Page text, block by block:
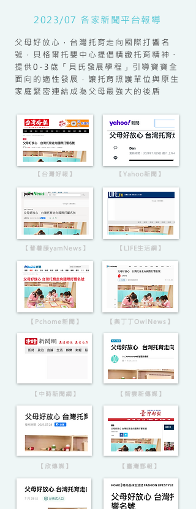
2023/07 各家新聞平台報導
父母好放心，台灣托育走向國際打響名
號，貝格爾托嬰中心提倡精緻托育精神、
提供0-3歲「貝氏發展學程」引導寶寶全
面向的適性發展，讓托育照護單位與原生
家庭緊密連結成為父母最強大的後盾
【台灣好報】 【Yahoo新聞】
【蕃薯藤yamNews】 【LIFE生活網】
【Pchome新聞】
【中時新聞網】
【欣傳媒】
【奧丁丁OwlNews】
【智雲新傳媒】
【臺灣郵報】